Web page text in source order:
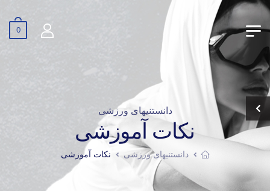
0
دانستنیهای ورزشی
نکات آموزشی
دانستنیهای ورزشی نکات آموزشی